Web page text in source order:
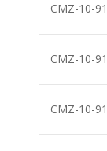
CMZ-10-
CMZ-10-
CMZ-10-